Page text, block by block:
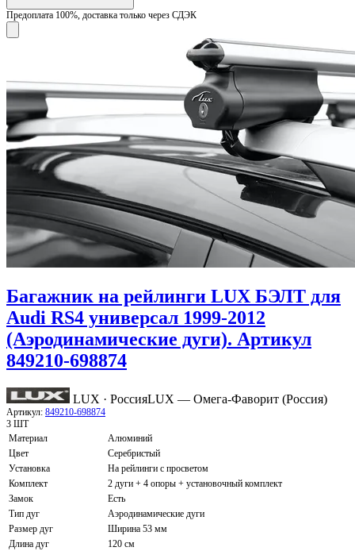
Предоплата 100%, доставка только через СДЭК
Багажник на рейлинги LUX БЭЛТ для
Audi RS4 универсал 1999-2012
(Аэродинамические дуги). Артикул
849210-698874
LUX · РоссияLUX — Омега-Фаворит (Россия)
Артикул: 849210-698874
3 ШТ
Материал
Алюминий
Цвет
Серебристый
Установка
На рейлинги с просветом
Комплект
2 дуги + 4 опоры + установочный комплект
Замок
Есть
Тип дуг
Аэродинамические дуги
Размер дуг
Ширина 53 мм
Длина дуг
120 см